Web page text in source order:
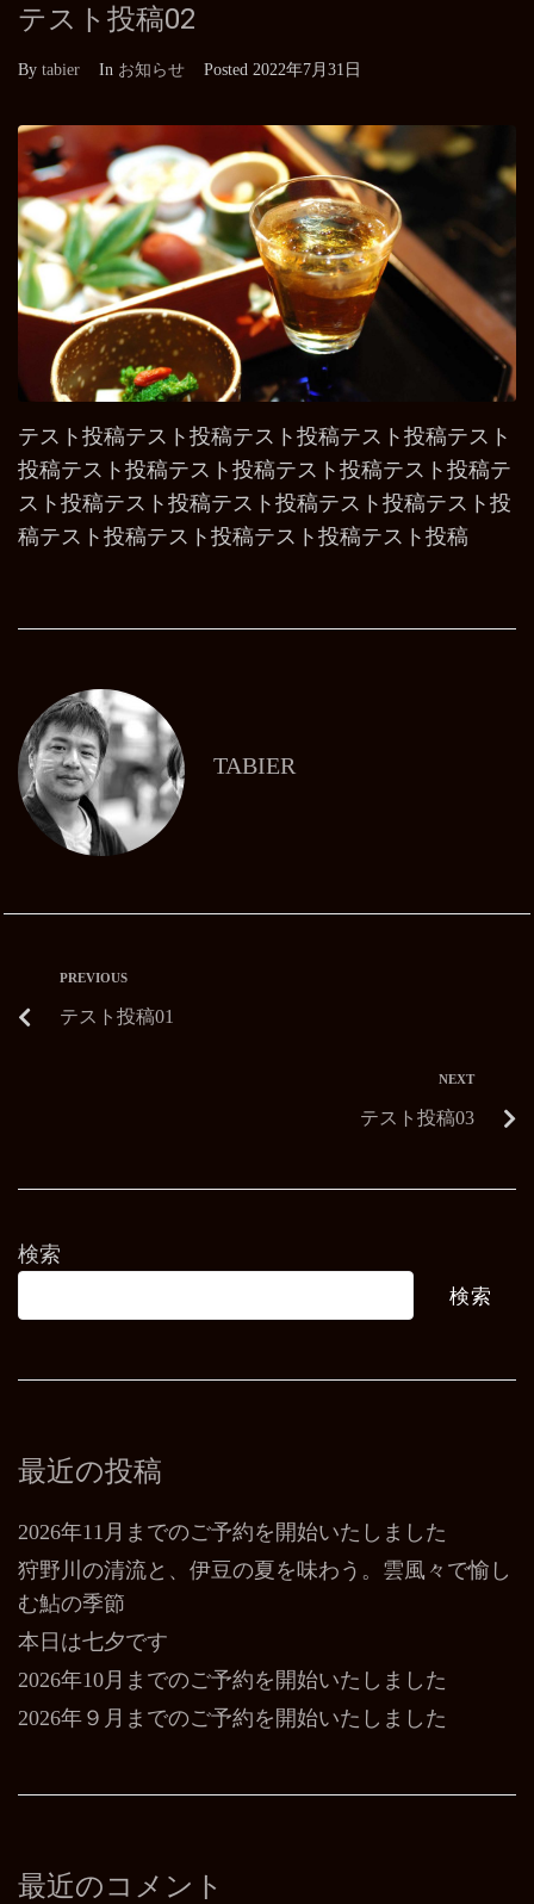
テスト投稿02
By tabier In お知らせ Posted 2022年7月31日
テスト投稿テスト投稿テスト投稿テスト投稿テスト
投稿テスト投稿テスト投稿テスト投稿テスト投稿テ
スト投稿テスト投稿テスト投稿テスト投稿テスト投
稿テスト投稿テスト投稿テスト投稿テスト投稿
TABIER
PREVIOUS
テスト投稿01
NEXT
テスト投稿03
検索
検索
最近の投稿
2026年11月までのご予約を開始いたしました
狩野川の清流と、伊豆の夏を味わう。雲風々で愉し
む鮎の季節
本日は七夕です
2026年10月までのご予約を開始いたしました
2026年９月までのご予約を開始いたしました
最近のコメント